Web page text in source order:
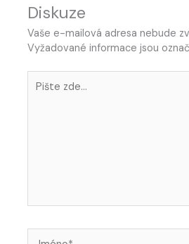
Diskuze
Vaše e-mailová adresa nebude
Vyžadované informace jsou
zde…